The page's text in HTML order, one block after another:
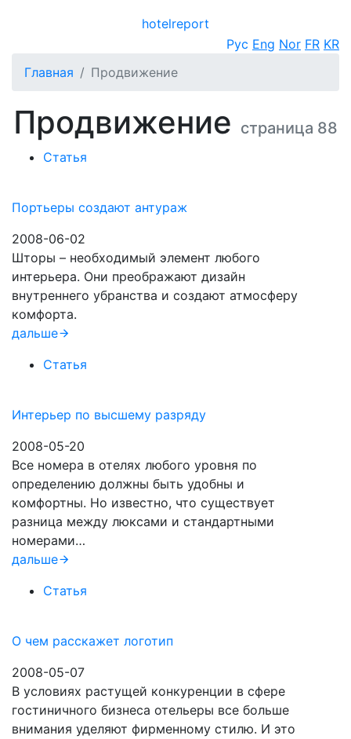
hotelreport
Рус Eng Nor FR KR
Главная
Продвижение
Продвижение страница 88
Статья
Портьеры создают антураж
2008-06-02
Шторы – необходимый элемент любого
интерьера. Они преображают дизайн
внутреннего убранства и создают атмосферу
комфорта.
дальше
Статья
Интерьер по высшему разряду
2008-05-20
Все номера в отелях любого уровня по
определению должны быть удобны и
комфортны. Но известно, что существует
разница между люксами и стандартными
номерами…
дальше
Статья
О чем расскажет логотип
2008-05-07
В условиях растущей конкуренции в сфере
гостиничного бизнеса отельеры все больше
внимания уделяют фирменному стилю. И это